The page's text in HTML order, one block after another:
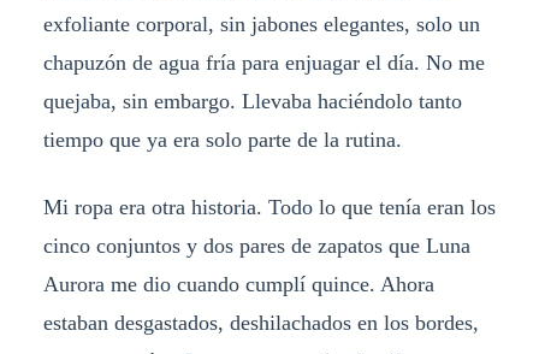
exfoliante corporal, sin jabones elegantes, solo un
chapuzón de agua fría para enjuagar el día. No me
quejaba, sin embargo. Llevaba haciéndolo tanto
tiempo que ya era solo parte de la rutina.
Mi ropa era otra historia. Todo lo que tenía eran los
cinco conjuntos y dos pares de zapatos que Luna
Aurora me dio cuando cumplí quince. Ahora
estaban desgastados, deshilachados en los bordes,